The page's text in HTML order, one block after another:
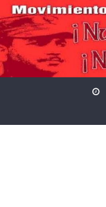
Skip
to
content